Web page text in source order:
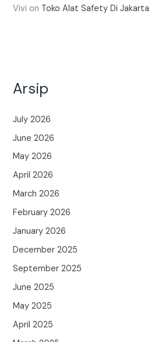
Vivi on Toko Alat Safety Di Jakarta
Arsip
July 2026
June 2026
May 2026
April 2026
March 2026
February 2026
January 2026
December 2025
September 2025
June 2025
May 2025
April 2025